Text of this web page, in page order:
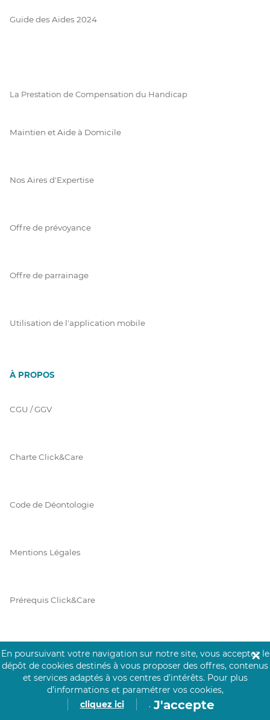
Guide des Aides 2024
La Prestation de Compensation du Handicap
Maintien et Aide à Domicile
Nos Aires d'Expertise
Offre de prévoyance
Offre de parrainage
Utilisation de l'application mobile
À PROPOS
CGU / GGV
Charte Click&Care
Code de Déontologie
Mentions Légales
Prérequis Click&Care
Vie Privée
En poursuivant votre navigation sur notre site, vous acceptez le
dépôt de cookies destinés à vous proposer des offres, contenus
et services adaptés à vos centres d’intérêts. Pour plus
d’informations et paramétrer vos cookies,
cliquez ici
. J'accepte
✕